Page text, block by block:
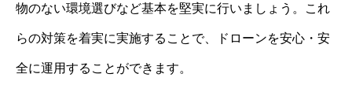
物のない環境選びなど基本を堅実に行いましょう。これ
らの対策を着実に実施することで、ドローンを安心・安
全に運用することができます。